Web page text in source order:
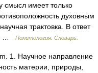
смысл имеет только
духовным
трактовка. В ответ
…
Политология. Словарь.
1. Научное направление
материи, природы,